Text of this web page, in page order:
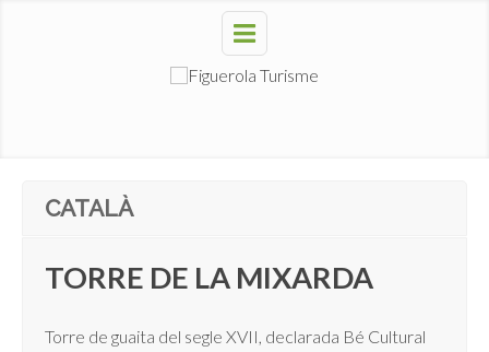
CATALÀ
TORRE DE LA MIXARDA
Torre de guaita del segle XVII, declarada Bé Cultural